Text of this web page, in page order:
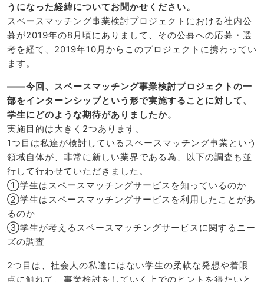
うになった経緯についてお聞かせください。
スペースマッチング事業検討プロジェクトにおける社内公
募が2019年の8月頃にありまして、その公募への応募・選
考を経て、2019年10月からこのプロジェクトに携わってい
ます。
――今回、スペースマッチング事業検討プロジェクトの一
部をインターンシップという形で実施することに対して、
学生にどのような期待がありましたか。
実施目的は大きく2つあります。
1つ目は私達が検討しているスペースマッチング事業という
領域自体が、非常に新しい業界である為、以下の調査も並
行して行わせていただきました。
①学生はスペースマッチングサービスを知っているのか
②学生はスペースマッチングサービスを利用したことがあ
るのか
③学生が考えるスペースマッチングサービスに関するニー
ズの調査
2つ目は、社会人の私達にはない学生の柔軟な発想や着眼
点に触れて、事業検討をしていく上でのヒントを得たいと